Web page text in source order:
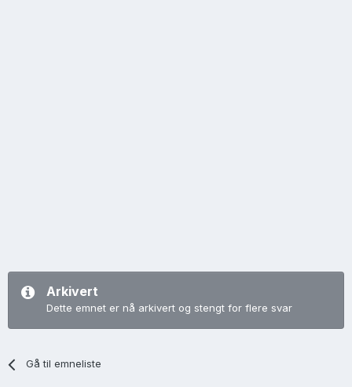
Arkivert
Dette emnet er nå arkivert og stengt for flere svar
Gå til emneliste